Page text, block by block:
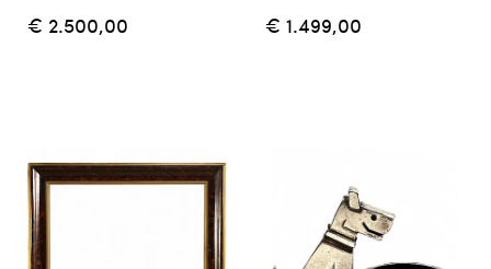
€ 2.500,00 € 1.499,00